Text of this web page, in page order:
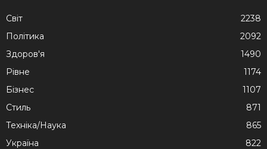
Cвіт
2238
Політика
2092
Здоров'я
1490
Рівне
1174
Бізнес
1107
Стиль
871
Техніка/Наука
865
Україна
822